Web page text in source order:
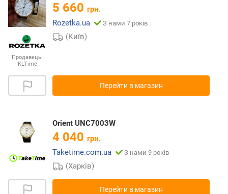
Продавець:
KLTime
5 660 грн.
Rozetka.ua
З нами 7 років
(Київ)
Перейти в магазин
Orient UNC7003W
4 040 грн.
Taketime.com.ua
З нами 9 років
(Харків)
Перейти в магазин